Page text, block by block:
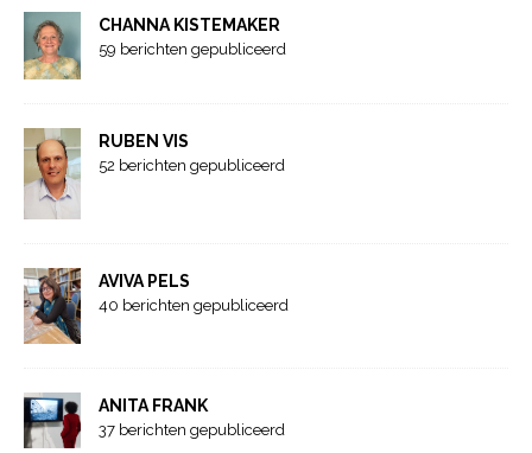
CHANNA KISTEMAKER
59 berichten gepubliceerd
RUBEN VIS
52 berichten gepubliceerd
AVIVA PELS
40 berichten gepubliceerd
ANITA FRANK
37 berichten gepubliceerd